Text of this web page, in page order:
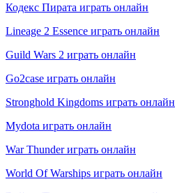
Кодекс Пирата играть онлайн
Lineage 2 Essence играть онлайн
Guild Wars 2 играть онлайн
Go2case играть онлайн
Stronghold Kingdoms играть онлайн
Mydota играть онлайн
War Thunder играть онлайн
World Of Warships играть онлайн